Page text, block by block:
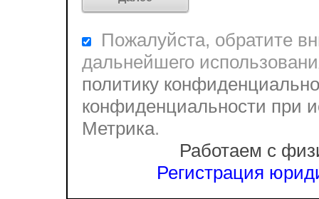
Пожалуйста, обратите
дальнейшего
политику
конфиденциальности при
Метрика.
Работаем с
Регистрация